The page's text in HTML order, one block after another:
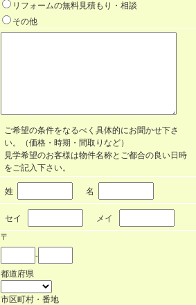
リフォームの無料見積もり・相談
その他
ご希望の条件をなるべく具体的にお聞かせ下さ
い。（価格・時期・間取りなど）
見学希望のお客様は物件名称とご都合の良い日時
をご記入下さい。
姓 名
セイ メイ
〒
-
都道府県
市区町村・番地